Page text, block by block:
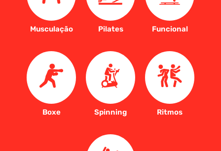
Musculação Pilates Funcional
Boxe Spinning Ritmos